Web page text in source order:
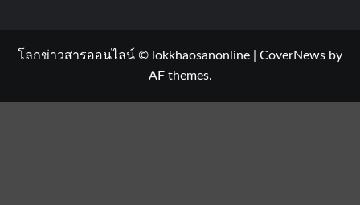
โลกข่าวสารออนไลน์ © lokkhaosanonline CoverNews by
AF themes.